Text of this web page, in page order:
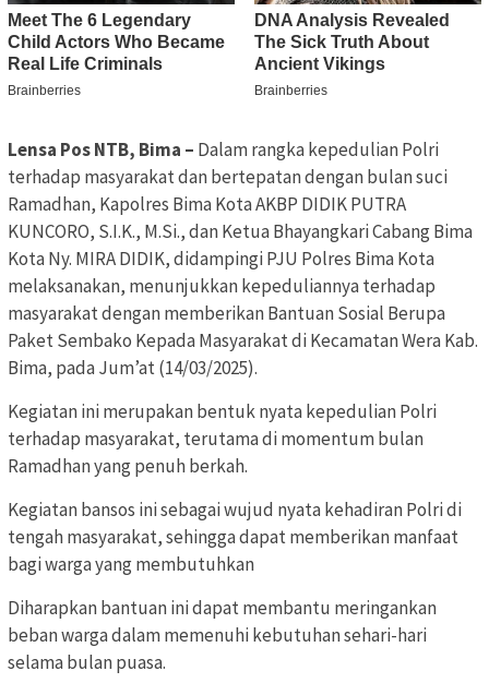
Lensa Pos NTB, Bima – Dalam rangka kepedulian Polri
terhadap masyarakat dan bertepatan dengan bulan suci
Ramadhan, Kapolres Bima Kota AKBP DIDIK PUTRA
KUNCORO, S.I.K., M.Si., dan Ketua Bhayangkari Cabang Bima
Kota Ny. MIRA DIDIK, didampingi PJU Polres Bima Kota
melaksanakan, menunjukkan kepeduliannya terhadap
masyarakat dengan memberikan Bantuan Sosial Berupa
Paket Sembako Kepada Masyarakat di Kecamatan Wera Kab.
Bima, pada Jum’at (14/03/2025).
Kegiatan ini merupakan bentuk nyata kepedulian Polri
terhadap masyarakat, terutama di momentum bulan
Ramadhan yang penuh berkah.
Kegiatan bansos ini sebagai wujud nyata kehadiran Polri di
tengah masyarakat, sehingga dapat memberikan manfaat
bagi warga yang membutuhkan
Diharapkan bantuan ini dapat membantu meringankan
beban warga dalam memenuhi kebutuhan sehari-hari
selama bulan puasa.